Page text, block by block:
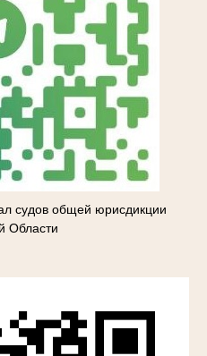
судов общей юрисдикции
Области